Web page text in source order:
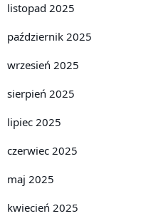
listopad 2025
październik 2025
wrzesień 2025
sierpień 2025
lipiec 2025
czerwiec 2025
maj 2025
kwiecień 2025